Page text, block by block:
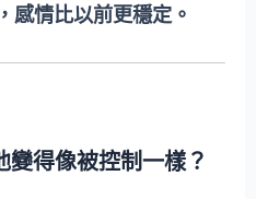
感情比以前更穩定。
變得像被控制一樣？